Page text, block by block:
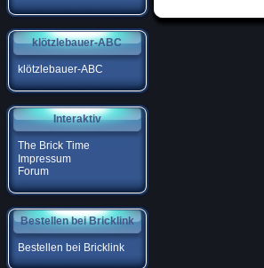
klötzlebauer-ABC
klötzlebauer-ABC
Interaktiv
The Brick Time
Impressum
Forum
Bestellen bei Bricklink
Bestellen bei Bricklink